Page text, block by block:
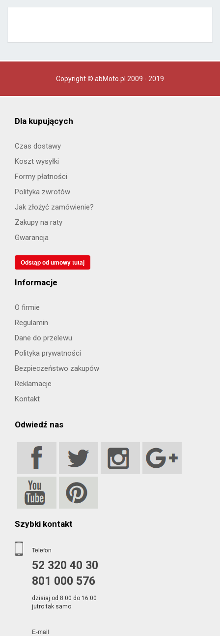
Copyright © abMoto.pl 2009 - 2019
Dla kupujących
Czas dostawy
Koszt wysyłki
Formy płatności
Polityka zwrotów
Jak złożyć zamówienie?
Zakupy na raty
Gwarancja
Odstąp od umowy tutaj
Informacje
O firmie
Regulamin
Dane do przelewu
Polityka prywatności
Bezpieczeństwo zakupów
Reklamacje
Kontakt
Odwiedź nas
Szybki kontakt
Telefon
52 320 40 30
801 000 576
dzisiaj od 8:00 do 16:00
jutro tak samo
E-mail